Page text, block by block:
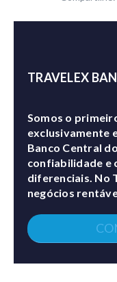
TRAVELEX
Somos o
exclusivamente
Banco Central
confiabilidade e
diferenciais. No
negócios